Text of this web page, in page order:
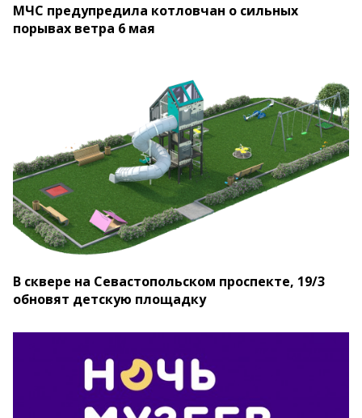
МЧС предупредила котловчан о сильных
порывах ветра 6 мая
В сквере на Севастопольском проспекте, 19/3
обновят детскую площадку